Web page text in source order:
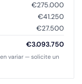
€275.000
€41.250
€27.500
€3.093.750
variar — solicite un